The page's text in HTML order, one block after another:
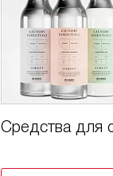
Средства для